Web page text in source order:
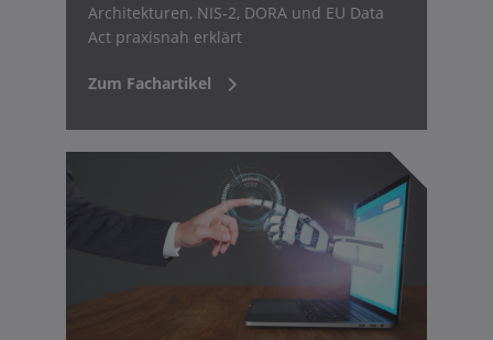
Architekturen, NIS-2, DORA und EU Data
Act praxisnah erklärt
Zum Fachartikel